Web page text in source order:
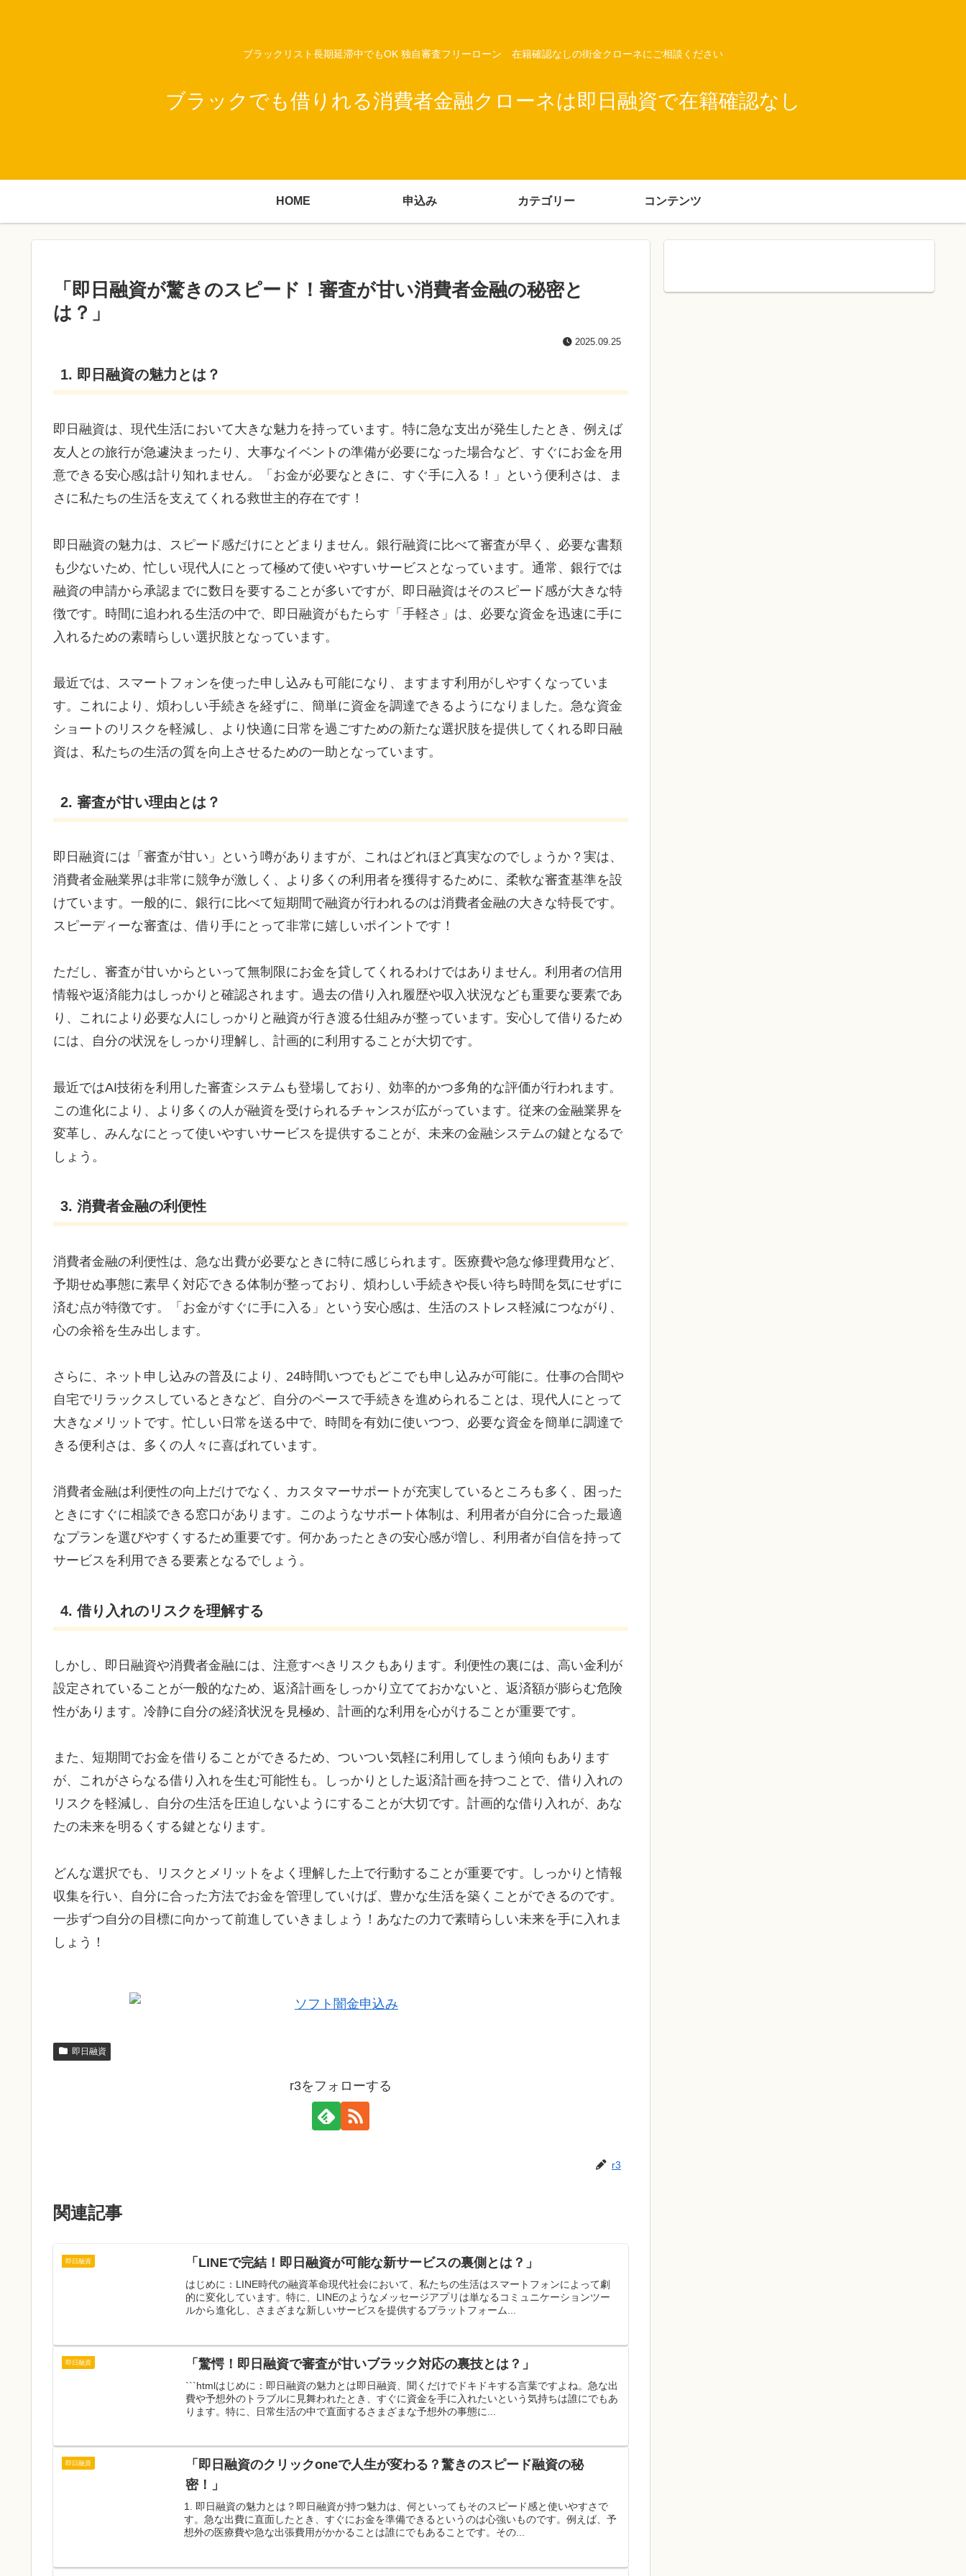
ブラックリスト長期延滞中でもOK 独自審査フリーローン 在籍確認なしの街金クローネにご相談ください
ブラックでも借りれる消費者金融クローネは即日融資で在籍確認なし
HOME 申込み カテゴリー コンテンツ
「即日融資が驚きのスピード！審査が甘い消費者金融の秘密と
は？」
2025.09.25
1. 即日融資の魅力とは？
即日融資は、現代生活において大きな魅力を持っています。特に急な支出が発生したとき、例えば
友人との旅行が急遽決まったり、大事なイベントの準備が必要になった場合など、すぐにお金を用
意できる安心感は計り知れません。「お金が必要なときに、すぐ手に入る！」という便利さは、ま
さに私たちの生活を支えてくれる救世主的存在です！
即日融資の魅力は、スピード感だけにとどまりません。銀行融資に比べて審査が早く、必要な書類
も少ないため、忙しい現代人にとって極めて使いやすいサービスとなっています。通常、銀行では
融資の申請から承認までに数日を要することが多いですが、即日融資はそのスピード感が大きな特
徴です。時間に追われる生活の中で、即日融資がもたらす「手軽さ」は、必要な資金を迅速に手に
入れるための素晴らしい選択肢となっています。
最近では、スマートフォンを使った申し込みも可能になり、ますます利用がしやすくなっていま
す。これにより、煩わしい手続きを経ずに、簡単に資金を調達できるようになりました。急な資金
ショートのリスクを軽減し、より快適に日常を過ごすための新たな選択肢を提供してくれる即日融
資は、私たちの生活の質を向上させるための一助となっています。
2. 審査が甘い理由とは？
即日融資には「審査が甘い」という噂がありますが、これはどれほど真実なのでしょうか？実は、
消費者金融業界は非常に競争が激しく、より多くの利用者を獲得するために、柔軟な審査基準を設
けています。一般的に、銀行に比べて短期間で融資が行われるのは消費者金融の大きな特長です。
スピーディーな審査は、借り手にとって非常に嬉しいポイントです！
ただし、審査が甘いからといって無制限にお金を貸してくれるわけではありません。利用者の信用
情報や返済能力はしっかりと確認されます。過去の借り入れ履歴や収入状況なども重要な要素であ
り、これにより必要な人にしっかりと融資が行き渡る仕組みが整っています。安心して借りるため
には、自分の状況をしっかり理解し、計画的に利用することが大切です。
最近ではAI技術を利用した審査システムも登場しており、効率的かつ多角的な評価が行われます。
この進化により、より多くの人が融資を受けられるチャンスが広がっています。従来の金融業界を
変革し、みんなにとって使いやすいサービスを提供することが、未来の金融システムの鍵となるで
しょう。
3. 消費者金融の利便性
消費者金融の利便性は、急な出費が必要なときに特に感じられます。医療費や急な修理費用など、
予期せぬ事態に素早く対応できる体制が整っており、煩わしい手続きや長い待ち時間を気にせずに
済む点が特徴です。「お金がすぐに手に入る」という安心感は、生活のストレス軽減につながり、
心の余裕を生み出します。
さらに、ネット申し込みの普及により、24時間いつでもどこでも申し込みが可能に。仕事の合間や
自宅でリラックスしているときなど、自分のペースで手続きを進められることは、現代人にとって
大きなメリットです。忙しい日常を送る中で、時間を有効に使いつつ、必要な資金を簡単に調達で
きる便利さは、多くの人々に喜ばれています。
消費者金融は利便性の向上だけでなく、カスタマーサポートが充実しているところも多く、困った
ときにすぐに相談できる窓口があります。このようなサポート体制は、利用者が自分に合った最適
なプランを選びやすくするため重要です。何かあったときの安心感が増し、利用者が自信を持って
サービスを利用できる要素となるでしょう。
4. 借り入れのリスクを理解する
しかし、即日融資や消費者金融には、注意すべきリスクもあります。利便性の裏には、高い金利が
設定されていることが一般的なため、返済計画をしっかり立てておかないと、返済額が膨らむ危険
性があります。冷静に自分の経済状況を見極め、計画的な利用を心がけることが重要です。
また、短期間でお金を借りることができるため、ついつい気軽に利用してしまう傾向もあります
が、これがさらなる借り入れを生む可能性も。しっかりとした返済計画を持つことで、借り入れの
リスクを軽減し、自分の生活を圧迫しないようにすることが大切です。計画的な借り入れが、あな
たの未来を明るくする鍵となります。
どんな選択でも、リスクとメリットをよく理解した上で行動することが重要です。しっかりと情報
収集を行い、自分に合った方法でお金を管理していけば、豊かな生活を築くことができるのです。
一歩ずつ自分の目標に向かって前進していきましょう！あなたの力で素晴らしい未来を手に入れま
しょう！
即日融資
r3をフォローする
r3
関連記事
即日融資 「LINEで完結！即日融資が可能な新サービスの裏側とは？」
はじめに：LINE時代の融資革命現代社会において、私たちの生活はスマートフォンによって劇
的に変化しています。特に、LINEのようなメッセージアプリは単なるコミュニケーションツー
ルから進化し、さまざまな新しいサービスを提供するプラットフォーム...
即日融資 「驚愕！即日融資で審査が甘いブラック対応の裏技とは？」
```htmlはじめに：即日融資の魅力とは即日融資、聞くだけでドキドキする言葉ですよね。急な出
費や予想外のトラブルに見舞われたとき、すぐに資金を手に入れたいという気持ちは誰にでもあ
ります。特に、日常生活の中で直面するさまざまな予想外の事態に...
即日融資
「即日融資のクリックoneで人生が変わる？驚きのスピード融資の秘
密！」
1. 即日融資の魅力とは？即日融資が持つ魅力は、何といってもそのスピード感と使いやすさで
す。急な出費に直面したとき、すぐにお金を準備できるというのは心強いものです。例えば、予
想外の医療費や急な出張費用がかかることは誰にでもあることです。その...